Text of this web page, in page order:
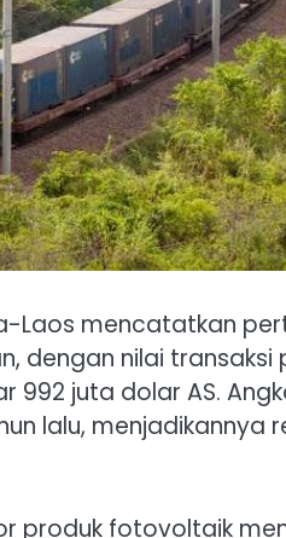
Laos mencatatkan
dengan nilai
992 juta dolar AS.
lalu, menjadikannya
produk fotovoltaik